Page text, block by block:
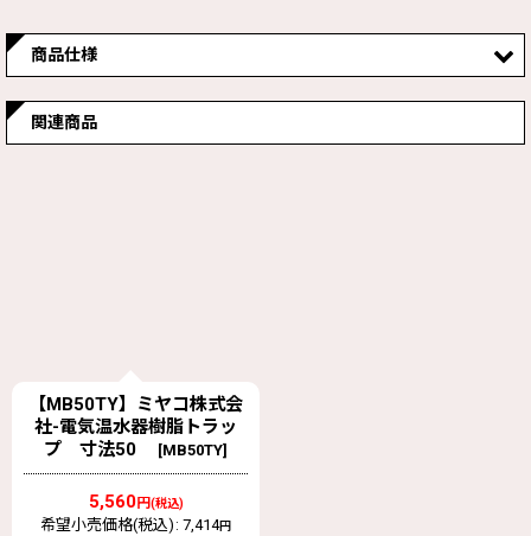
商品仕様
関連商品
【MB50TY】ミヤコ株式会
社-電気温水器樹脂トラッ
プ 寸法50
[MB50TY]
5,560円(税込)
希望小売価格(税込) : 7,414円